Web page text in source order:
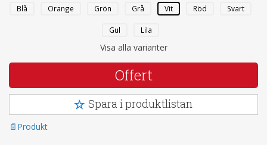
Blå Orange Grön Grå Vit Röd Svart
Gul Lila
Visa alla varianter
Offert
Spara i produktlistan
Produkt